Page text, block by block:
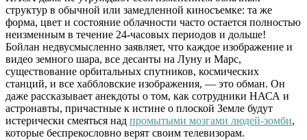
структур в обычной или замедленной киносъемке: та же
форма, цвет и состояние облачности часто остается полностью
неизменным в течение 24-часовых периодов и дольше!
Бойлан недвусмысленно заявляет, что каждое изображение и
видео земного шара, все десанты на Луну и Марс,
существование орбитальных спутников, космических
станций, и все хаббловские изображения, — это обман. Он
даже рассказывает анекдоты о том, как сотрудники НАСА и
астронавты, причастные к истине о плоской Земле будут
истерически смеяться над промытыми мозгами людей-зомби,
которые беспрекословно верят своим телевизорам.